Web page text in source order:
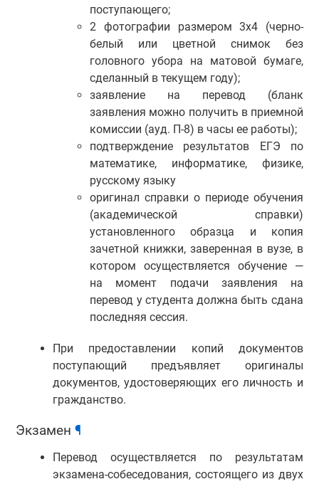
поступающего;
2 фотографии размером 3х4 (черно-
белый или цветной снимок без
головного убора на матовой бумаге,
сделанный в текущем году);
заявление на перевод (бланк
заявления можно получить в приемной
комиссии (ауд. П-8) в часы ее работы);
подтверждение результатов ЕГЭ по
математике, информатике, физике,
русскому языку
оригинал справки о периоде обучения
(академической справки)
установленного образца и копия
зачетной книжки, заверенная в вузе, в
котором осуществляется обучение —
на момент подачи заявления на
перевод у студента должна быть сдана
последняя сессия.
При предоставлении копий документов
поступающий предъявляет оригиналы
документов, удостоверяющих его личность и
гражданство.
Экзамен¶
Перевод осуществляется по результатам
экзамена-собеседования, состоящего из двух